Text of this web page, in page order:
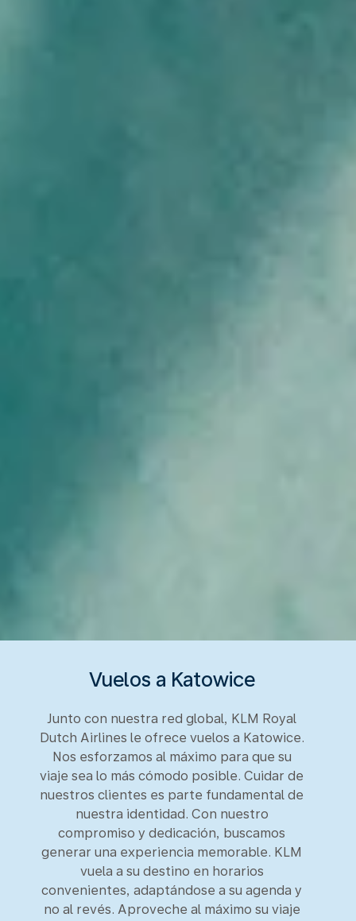
Vuelos a Katowice
Junto con nuestra red global, KLM Royal
Dutch Airlines le ofrece vuelos a Katowice.
Nos esforzamos al máximo para que su
viaje sea lo más cómodo posible. Cuidar de
nuestros clientes es parte fundamental de
nuestra identidad. Con nuestro
compromiso y dedicación, buscamos
generar una experiencia memorable. KLM
vuela a su destino en horarios
convenientes, adaptándose a su agenda y
no al revés. Aproveche al máximo su viaje